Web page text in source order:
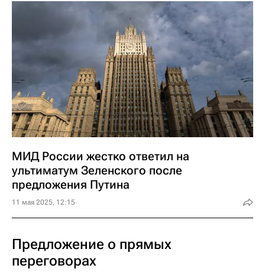
МИД России жестко ответил на
ультиматум Зеленского после
предложения Путина
11 мая 2025, 12:15
Предложение о прямых
переговорах